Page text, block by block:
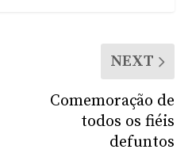
NEXT
Comemoração de
todos os fiéis
defuntos